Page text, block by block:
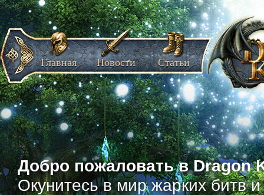
Добро пожаловать в Dragon
Окунитесь в мир жарких битв
Главная Новости Статьи